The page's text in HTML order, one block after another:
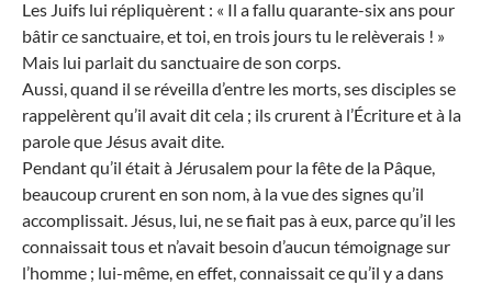
Les Juifs lui répliquèrent : « Il a fallu quarante-six ans pour
bâtir ce sanctuaire, et toi, en trois jours tu le relèverais ! »
Mais lui parlait du sanctuaire de son corps.
Aussi, quand il se réveilla d’entre les morts, ses disciples se
rappelèrent qu’il avait dit cela ; ils crurent à l’Écriture et à la
parole que Jésus avait dite.
Pendant qu’il était à Jérusalem pour la fête de la Pâque,
beaucoup crurent en son nom, à la vue des signes qu’il
accomplissait. Jésus, lui, ne se fiait pas à eux, parce qu’il les
connaissait tous et n’avait besoin d’aucun témoignage sur
l’homme ; lui-même, en effet, connaissait ce qu’il y a dans